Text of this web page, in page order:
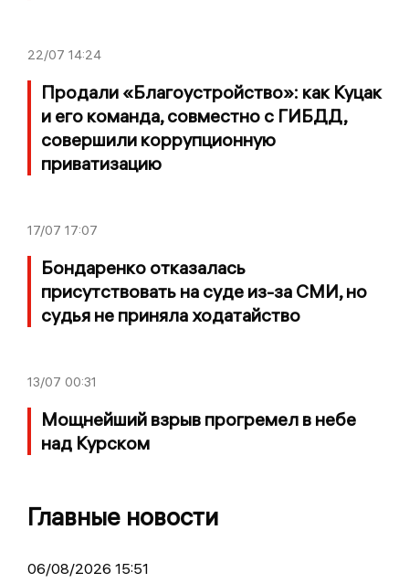
22/07 14:24
Продали «Благоустройство»: как Куцак
и его команда, совместно с ГИБДД,
совершили коррупционную
приватизацию
17/07 17:07
Бондаренко отказалась
присутствовать на суде из-за СМИ, но
судья не приняла ходатайство
13/07 00:31
Мощнейший взрыв прогремел в небе
над Курском
Главные новости
06/08/2026 15:51